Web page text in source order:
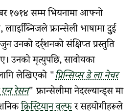
१७१४ सम्मभियनामाआफ्नो
फ्रान्सेली भाषामा दुुई
जुनउनको दर्र्शनको संक्षिप्त प्रस्तुति
उनको मृत्युपछि, सावोयका
लेखिएको प्रिन्सिप्स डे ला नेचर
रेसन फ्रान्सेलीमानेदरल्यान्ड्समा